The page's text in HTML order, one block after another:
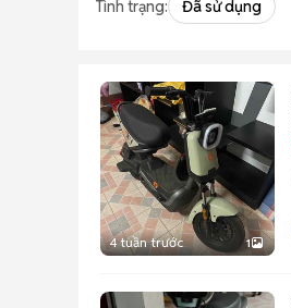
Tình trạng: Đã sử dụng
4 tuần trước 1